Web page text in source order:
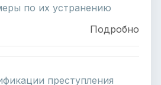
по их устранению
Подробно
преступления